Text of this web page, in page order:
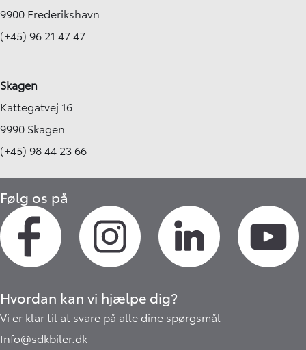
9900 Frederikshavn
(+45) 96 21 47 47
Skagen
Kattegatvej 16
9990 Skagen
(+45) 98 44 23 66
Følg os på
Hvordan kan vi hjælpe dig?
Vi er klar til at svare på alle dine spørgsmål
Info@sdkbiler.dk